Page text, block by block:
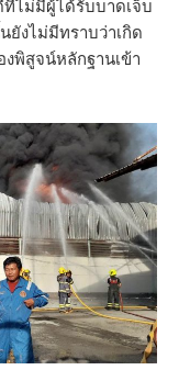
ที่ไม่มีผู้ได้รับบาดเจ็บ
ยังไม่มีทราบว่าเกิด
งพิสูจน์หลักฐานเข้า